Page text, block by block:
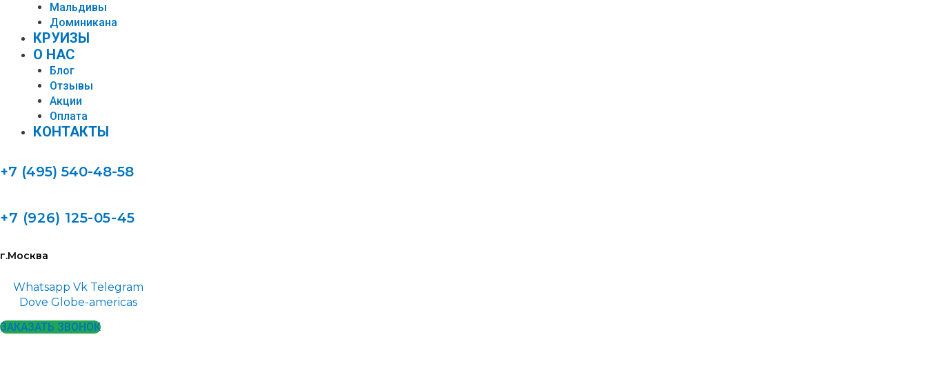
Мальдивы
Доминикана
КРУИЗЫ
О НАС
Блог
Отзывы
Акции
Оплата
КОНТАКТЫ
+7 (495) 540-48-58
+7 (926) 125-05-45
г.Москва
Whatsapp Vk Telegram
Dove Globe-americas
ЗАКАЗАТЬ ЗВОНОК